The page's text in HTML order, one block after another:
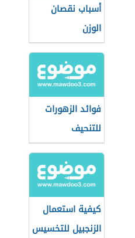
أسباب نقصان
الوزن
فوائد الزهورات
للتنحيف
كيفية استعمال
الزنجبيل للتخسيس